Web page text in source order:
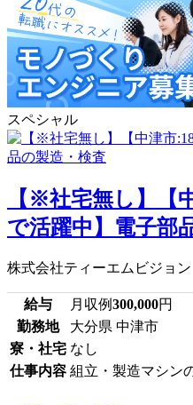
スペシャル
【※社宅無し】【
で活躍中】電子部
株式会社ティーエムビジョン
給与 月収例300,000円
勤務地
大分県 中津市
寮・社宅 なし
仕事内容 組立・製造マシン